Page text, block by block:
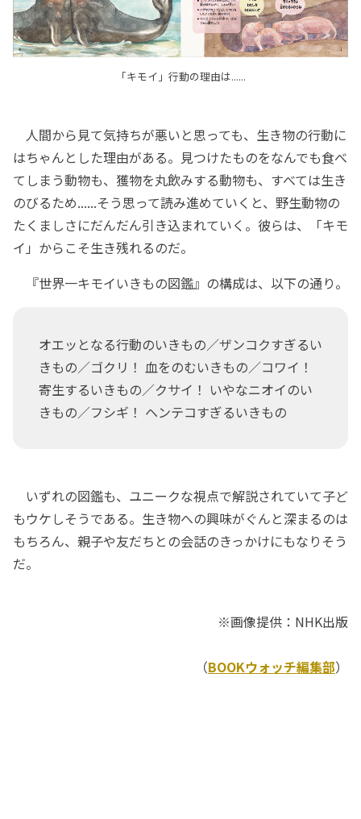
「キモイ」行動の理由は......
人間から見て気持ちが悪いと思っても、生き物の行動に
はちゃんとした理由がある。見つけたものをなんでも食べ
てしまう動物も、獲物を丸飲みする動物も、すべては生き
のびるため......そう思って読み進めていくと、野生動物の
たくましさにだんだん引き込まれていく。彼らは、「キモ
イ」からこそ生き残れるのだ。
『世界一キモイいきもの図鑑』の構成は、以下の通り。
オエッとなる行動のいきもの／ザンコクすぎるい
きもの／ゴクリ！ 血をのむいきもの／コワイ！
寄生するいきもの／クサイ！ いやなニオイのい
きもの／フシギ！ ヘンテコすぎるいきもの
いずれの図鑑も、ユニークな視点で解説されていて子ど
もウケしそうである。生き物への興味がぐんと深まるのは
もちろん、親子や友だちとの会話のきっかけにもなりそう
だ。
※画像提供：NHK出版
（BOOKウォッチ編集部）